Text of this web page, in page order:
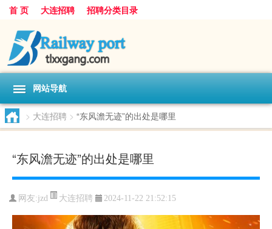
首 页 大连招聘 招聘分类目录
网站导航
> 大连招聘 > “东风澹无迹”的出处是哪里
“东风澹无迹”的出处是哪里
网友:jzd 大连招聘 2024-11-22 21:52:15